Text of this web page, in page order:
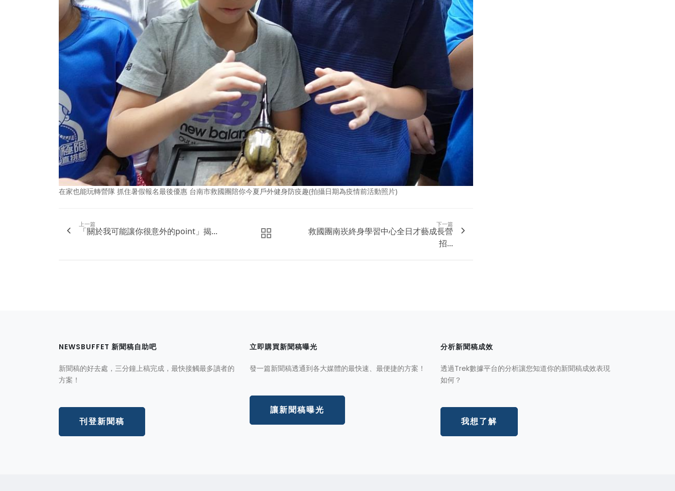
在家也能玩轉營隊 抓住暑假報名最後優惠 台南市救國團陪你今夏戶外健身防疫趣(拍攝日期為疫情前活動照片)
上一篇
「關於我可能讓你很意外的point」揭...
下一篇
救國團南崁終身學習中心全日才藝成長營
招...
NEWSBUFFET 新聞稿自助吧
新聞稿的好去處，三分鐘上稿完成，最快接觸最多讀者的
方案！
刊登新聞稿
立即購買新聞稿曝光
發一篇新聞稿透通到各大媒體的最快速、最便捷的方案！
讓新聞稿曝光
分析新聞稿成效
透過Trek數據平台的分析讓您知道你的新聞稿成效表現
如何？
我想了解